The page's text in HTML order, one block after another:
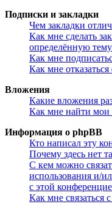
Подписки и закладки
Чем закладки
Как мне сделать
определённую
Как мне
Как мне
Вложения
Какие вложения
Как мне найти мои
Информация о phpBB
Кто написал эту
Почему здесь нет
С кем можно
использования и/
с этой
Как мне связаться